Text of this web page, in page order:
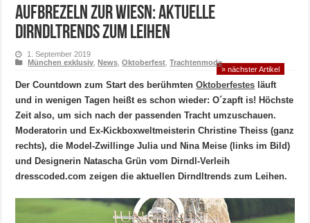
Aufbrezeln zur Wiesn: Aktuelle
Dirndltrends zum Leihen
1. September 2019
München exklusiv ,News ,Oktoberfest ,Trachtenmode
» nächster Artikel
Der Countdown zum Start des berühmtenOktoberfestes läuft
und in wenigen Tagen heißt es schon wieder: O´zapft is! Höchste
Zeit also, um sich nach der passenden Tracht umzuschauen.
Moderatorin und Ex-Kickboxweltmeisterin Christine Theiss (ganz
rechts), die Model-Zwillinge Julia und Nina Meise (links im Bild)
und Designerin Natascha Grün vom Dirndl-Verleih
dresscoded.com zeigen die aktuellen Dirndltrends zum Leihen.